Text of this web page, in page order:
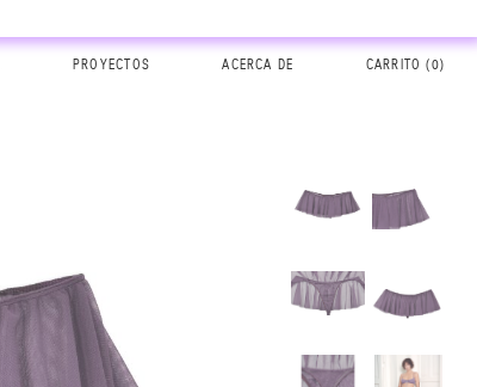
PROYECTOS ACERCA DE CARRITO (0)